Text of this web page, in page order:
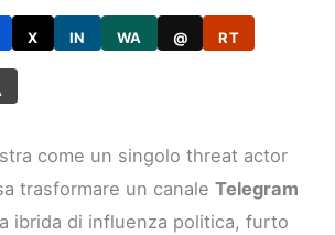
X IN WA @ RT
come un singolo threat actor
trasformare un canaleTelegram
ibrida di influenza politica, furto